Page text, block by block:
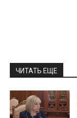
ЧИТАТЬ ЕЩЕ